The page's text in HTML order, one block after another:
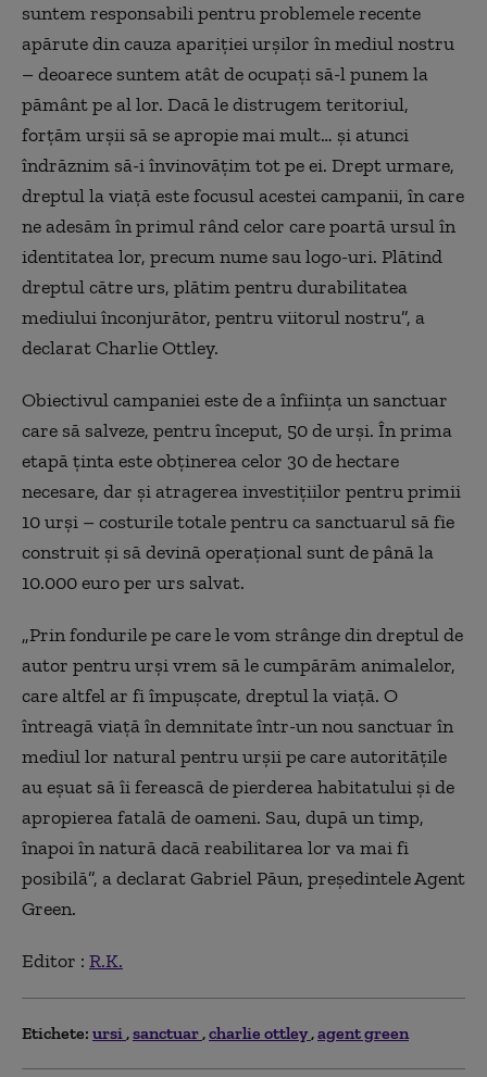
suntem responsabili pentru problemele recente
apărute din cauza apariției urșilor în mediul nostru
– deoarece suntem atât de ocupați să-l punem la
pământ pe al lor. Dacă le distrugem teritoriul,
forțăm urșii să se apropie mai mult… și atunci
îndrăznim să-i învinovățim tot pe ei. Drept urmare,
dreptul la viață este focusul acestei campanii, în care
ne adesăm în primul rând celor care poartă ursul în
identitatea lor, precum nume sau logo-uri. Plătind
dreptul către urs, plătim pentru durabilitatea
mediului înconjurător, pentru viitorul nostru”, a
declarat Charlie Ottley.
Obiectivul campaniei este de a înființa un sanctuar
care să salveze, pentru început, 50 de urși. În prima
etapă ținta este obținerea celor 30 de hectare
necesare, dar și atragerea investițiilor pentru primii
10 urși – costurile totale pentru ca sanctuarul să fie
construit și să devină operațional sunt de până la
10.000 euro per urs salvat.
„Prin fondurile pe care le vom strânge din dreptul de
autor pentru urși vrem să le cumpărăm animalelor,
care altfel ar fi împușcate, dreptul la viață. O
întreagă viață în demnitate într-un nou sanctuar în
mediul lor natural pentru urșii pe care autoritățile
au eșuat să îi ferească de pierderea habitatului și de
apropierea fatală de oameni. Sau, după un timp,
înapoi în natură dacă reabilitarea lor va mai fi
posibilă”, a declarat Gabriel Păun, președintele Agent
Green.
Editor : R.K.
Etichete: ursi sanctuar charlie ottley agent green